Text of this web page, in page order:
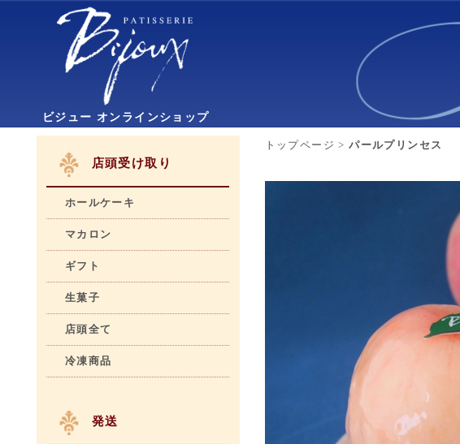
ビジュー オンラインショップ
店頭受け取り
ホールケーキ
マカロン
ギフト
生菓子
店頭全て
冷凍商品
発送
トップページ >パールプリンセス